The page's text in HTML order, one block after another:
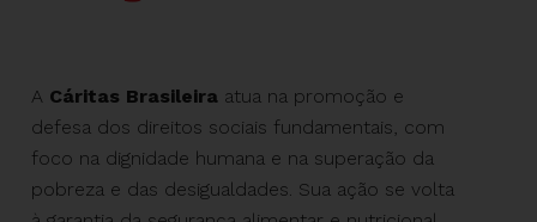
A Cáritas Brasileira atua na promoção e
defesa dos direitos sociais fundamentais, com
foco na dignidade humana e na superação da
pobreza e das desigualdades. Sua ação se volta